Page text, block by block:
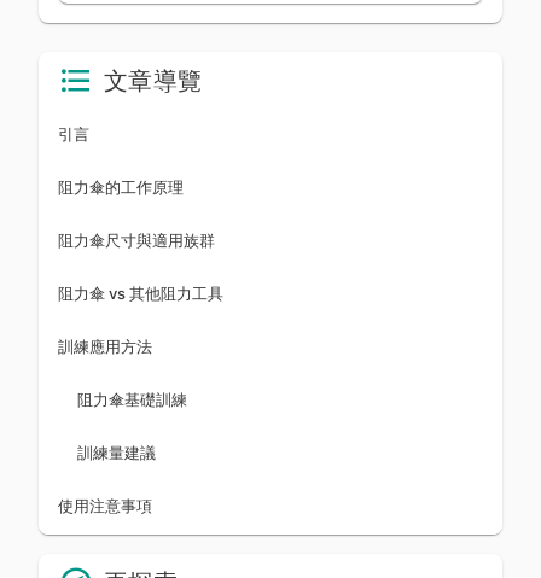
文章導覽
引言
阻力傘的工作原理
阻力傘尺寸與適用族群
阻力傘 vs 其他阻力工具
訓練應用方法
阻力傘基礎訓練
訓練量建議
使用注意事項